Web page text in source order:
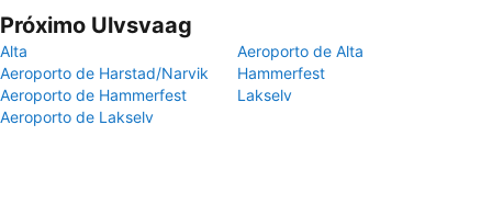
Próximo Ulvsvaag
Alta
Aeroporto de Alta
Aeroporto de Harstad/Narvik
Hammerfest
Aeroporto de Hammerfest
Lakselv
Aeroporto de Lakselv